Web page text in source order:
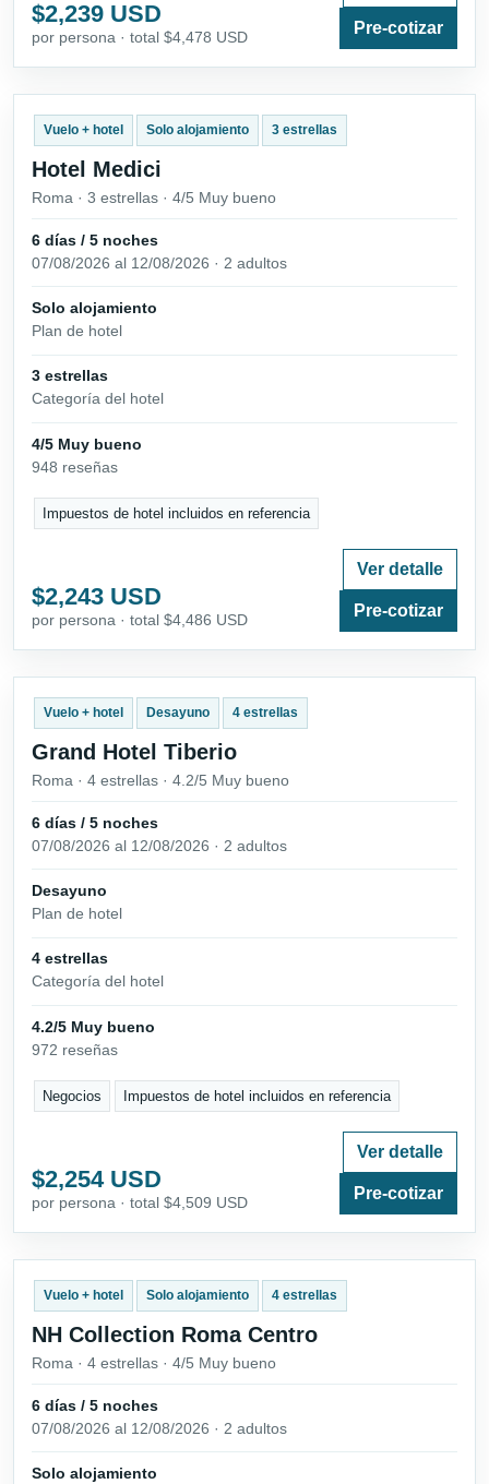
$2,239 USD
por persona · total $4,478 USD Pre-cotizar
Vuelo + hotel Solo alojamiento 3 estrellas
Hotel Medici
Roma · 3 estrellas · 4/5 Muy bueno
6 días / 5 noches
07/08/2026 al 12/08/2026 · 2 adultos
Solo alojamiento
Plan de hotel
3 estrellas
Categoría del hotel
4/5 Muy bueno
948 reseñas
Impuestos de hotel incluidos en referencia
$2,243 USD
por persona · total $4,486 USD
Ver detalle
Pre-cotizar
Vuelo + hotel Desayuno 4 estrellas
Grand Hotel Tiberio
Roma · 4 estrellas · 4.2/5 Muy bueno
6 días / 5 noches
07/08/2026 al 12/08/2026 · 2 adultos
Desayuno
Plan de hotel
4 estrellas
Categoría del hotel
4.2/5 Muy bueno
972 reseñas
Negocios Impuestos de hotel incluidos en referencia
$2,254 USD
por persona · total $4,509 USD
Ver detalle
Pre-cotizar
Vuelo + hotel Solo alojamiento 4 estrellas
NH Collection Roma Centro
Roma · 4 estrellas · 4/5 Muy bueno
6 días / 5 noches
07/08/2026 al 12/08/2026 · 2 adultos
Solo alojamiento